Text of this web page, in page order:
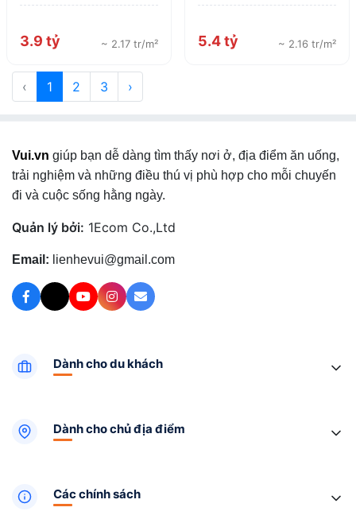
3.9 tỷ ~ 2.17 tr/m² 5.4 tỷ ~ 2.16 tr/m²
‹ 1 2 3 ›
Vui.vn giúp bạn dễ dàng tìm thấy nơi ở, địa điểm ăn uống,
trải nghiệm và những điều thú vị phù hợp cho mỗi chuyến
đi và cuộc sống hằng ngày.
Quản lý bởi: 1Ecom Co.,Ltd
Email: lienhevui@gmail.com
Dành cho du khách
Dành cho chủ địa điểm
Các chính sách